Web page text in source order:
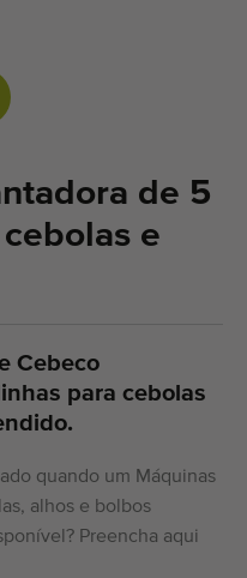
de 5
e
Cebeco
para cebolas
quando um Máquinas
alhos e bolbos
Preencha aqui